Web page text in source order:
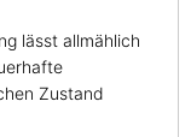
lässt allmählich
Zustand